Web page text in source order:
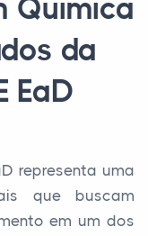
Química
da
EaD
representa uma
que buscam
em um dos